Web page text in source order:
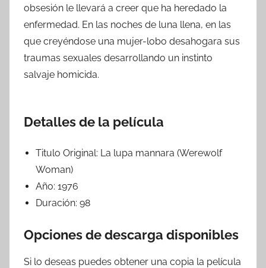
obsesión le llevará a creer que ha heredado la
enfermedad. En las noches de luna llena, en las
que creyéndose una mujer-lobo desahogara sus
traumas sexuales desarrollando un instinto
salvaje homicida.
Detalles de la película
Titulo Original: La lupa mannara (Werewolf
Woman)
Año: 1976
Duración: 98
Opciones de descarga disponibles
Si lo deseas puedes obtener una copia la película